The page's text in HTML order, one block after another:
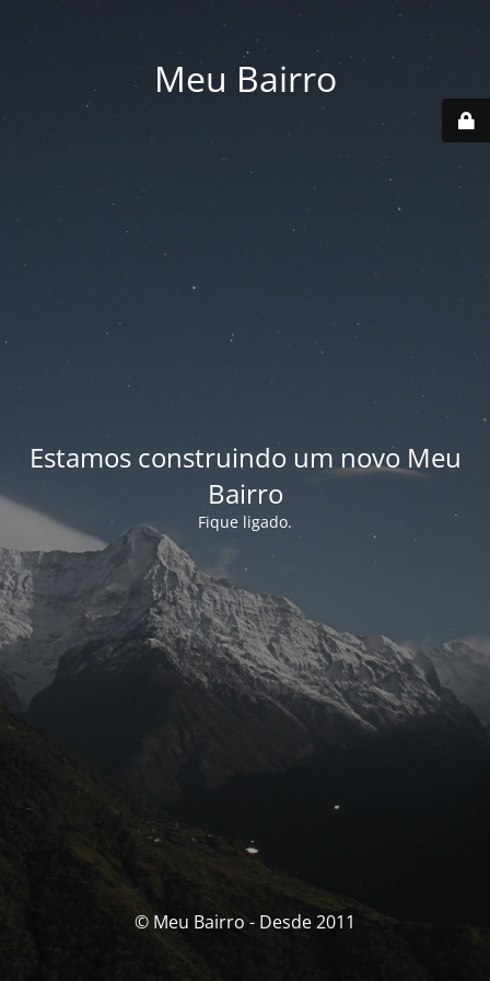
Meu Bairro
Estamos construindo um novo Meu
Bairro
Fique ligado.
© Meu Bairro - Desde 2011